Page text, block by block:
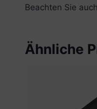
Beachten Sie
Ähnliche